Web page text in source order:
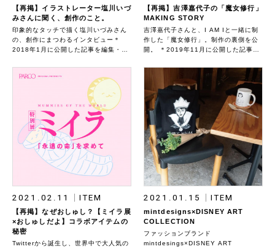
【再掲】イラストレーター塩川いづ
みさんに聞く、創作のこと。
印象的なタッチで描く塩川いづみさん
の、創作にまつわるインタビュー＊
2018年1月に公開した記事を編集・再
ーリーを改めてお伝えします。
【再掲】吉澤嘉代子の「魔女修行」
MAKING STORY
吉澤嘉代子さんと、I AM Iと一緒に制
作した「魔女修行」。制作の裏側を公
開。 ＊2019年11月に公開した記事を
トーリーを改めてお伝えします。
2021.02.11 ITEM
【再掲】なぜおしゅし？【ミイラ展
×おしゅしだよ】コラボアイテムの
秘密
Twitterから誕生し、世界中で大人気の
2021.01.15 ITEM
mintdesigns×DISNEY ART
COLLECTION
ファッションブランド
mintdesings×DISNEY ART